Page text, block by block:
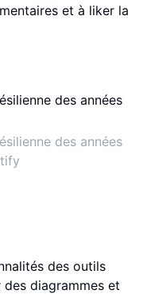
et à liker la
des années
des outils
diagrammes et